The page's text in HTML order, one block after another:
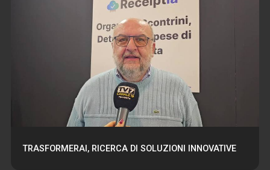
TRASFORMERAI, RICERCA DI SOLUZIONI INNOVATIVE